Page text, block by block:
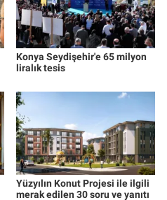
Konya Seydişehir'e 65 milyon
liralık tesis
Yüzyılın Konut Projesi ile ilgili
merak edilen 30 soru ve yanıtı